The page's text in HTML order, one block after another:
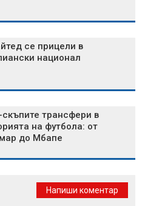
се прицели в
национал
трансфери в
на футбола: от
до Мбапе
Напиши коментар